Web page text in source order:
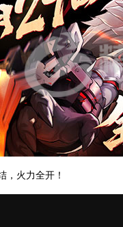
，火力全开！